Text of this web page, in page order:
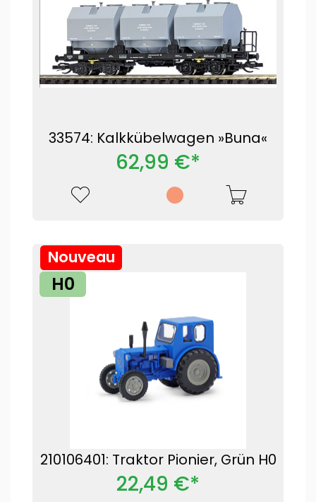
33574: Kalkkübelwagen »Buna«
62,99 €*
H0
210106401: Traktor Pionier, Grün H0
Nouveau
22,49 €*